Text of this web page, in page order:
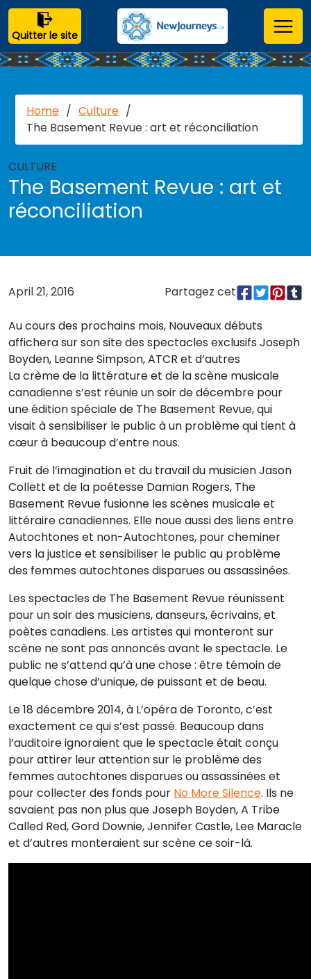
Quitter le site
CULTURE
Home / Culture /
The Basement Revue : art et réconciliation
The Basement Revue : art et
réconciliation
April 21, 2016 Partagez cet
Au cours des prochains mois, Nouveaux débuts
affichera sur son site des spectacles exclusifs Joseph
Boyden, Leanne Simpson, ATCR et d’autres
La crème de la littérature et de la scène musicale
canadienne s’est réunie un soir de décembre pour
une édition spéciale de The Basement Revue, qui
visait à sensibiliser le public à un problème qui tient à
cœur à beaucoup d’entre nous.
Fruit de l’imagination et du travail du musicien Jason
Collett et de la poétesse Damian Rogers, The
Basement Revue fusionne les scènes musicale et
littéraire canadiennes. Elle noue aussi des liens entre
Autochtones et non-Autochtones, pour cheminer
vers la justice et sensibiliser le public au problème
des femmes autochtones disparues ou assassinées.
Les spectacles de The Basement Revue réunissent
pour un soir des musiciens, danseurs, écrivains, et
poètes canadiens. Les artistes qui monteront sur
scène ne sont pas annoncés avant le spectacle. Le
public ne s’attend qu’à une chose : être témoin de
quelque chose d’unique, de puissant et de beau.
Le 18 décembre 2014, à L’opéra de Toronto, c’est
exactement ce qui s’est passé. Beaucoup dans
l’auditoire ignoraient que le spectacle était conçu
pour attirer leur attention sur le problème des
femmes autochtones disparues ou assassinées et
pour collecter des fonds pour No More Silence. Ils ne
savaient pas non plus que Joseph Boyden, A Tribe
Called Red, Gord Downie, Jennifer Castle, Lee Maracle
et d’autres monteraient sur scène ce soir-là.